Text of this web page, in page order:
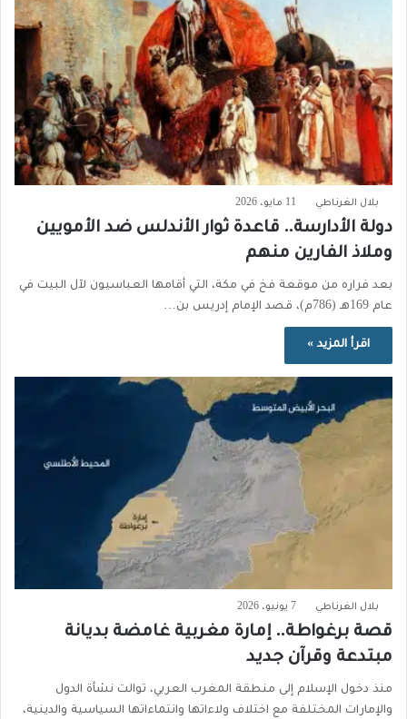
بلال الغرناطي 11 مايو، 2026
دولة الأدارسة.. قاعدة ثوار الأندلس ضد الأمويين
وملاذ الفارين منهم
بعد فراره من موقعة فخ في مكة، التي أقامها العباسيون لآل البيت في
عام 169هـ (786م)، قصد الإمام إدريس بن…
اقرأ المزيد »
بلال الغرناطي 7 يونيو، 2026
قصة برغواطة.. إمارة مغربية غامضة بديانة
مبتدعة وقرآن جديد
منذ دخول الإسلام إلى منطقة المغرب العربي، توالت نشأة الدول
والإمارات المختلفة مع اختلاف ولاءاتها وانتماءاتها السياسية والدينية،